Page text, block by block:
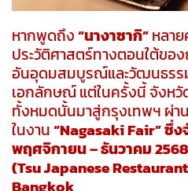
หากพูดถึง“นางาซากิ”หลา
ประวัติศาสตร์ทางตอนใต้ขอ
อันอุดมสมบูรณ์และวัฒนธร
เอกลักษณ์ แต่ในครั้งนี้ จังหวั
ทั้งหมดนั้นมาสู่กรุงเทพฯ ผ่
ในงาน“Nagasaki Fair”ซึ่ง
พฤศจิกายน – ธันวาคม
(Tsu Japanese